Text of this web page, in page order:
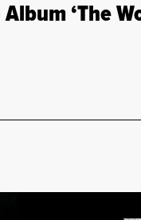
‘The